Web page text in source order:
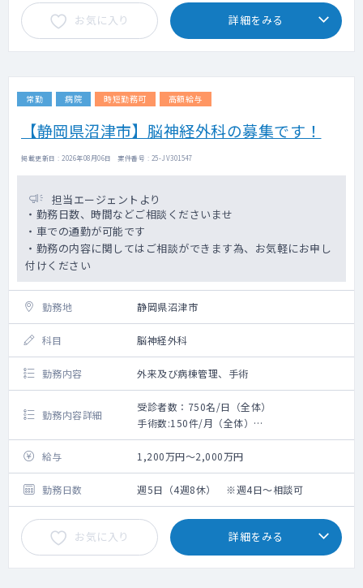
お気に入り 詳細をみる
常勤 病院 時短勤務可 高額給与
【静岡県沼津市】脳神経外科の募集です！
掲載更新日 : 2026年08月06日 案件番号 : 25-JV301547
担当エージェントより
・勤務日数、時間などご相談くださいませ
・車での通勤が可能です
・勤務の内容に関してはご相談ができます為、お気軽にお申し
付けください
勤務地 静岡県沼津市
科目 脳神経外科
勤務内容 外来及び病棟管理、手術
勤務内容詳細
受診者数：750名/日（全体）
手術数:150件/月（全体）
脳神経外科のご対応をお願いいたします
給与
1,200万円～2,000万円
勤務日数 週5日（4週8休） ※週4日～相談可
お気に入り 詳細をみる